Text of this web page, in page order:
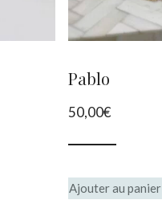
ancien
Pablo
50,00€
Ajouter au panier